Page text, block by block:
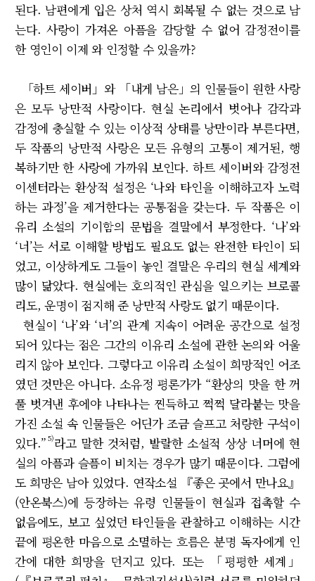
된다. 남편에게 입은 상처 역시 회복될 수 없는 것으로 남
는다. 사랑이 가져온 아픔을 감당할 수 없어 감정전이를
한 영인이 이제 와 인정할 수 있을까?
「하트 세이버」와 「내게 남은」의 인물들이 원한 사랑
은 모두 낭만적 사랑이다. 현실 논리에서 벗어나 감각과
감정에 충실할 수 있는 이상적 상태를 낭만이라 부른다면,
두 작품의 낭만적 사랑은 모든 유형의 고통이 제거된, 행
복하기만 한 사랑에 가까워 보인다. 하트 세이버와 감정전
이센터라는 환상적 설정은 ‘나와 타인을 이해하고자 노력
하는 과정’을 제거한다는 공통점을 갖는다. 두 작품은 이
유리 소설의 기이함의 문법을 결말에서 부정한다. ‘나’와
‘너’는 서로 이해할 방법도 필요도 없는 완전한 타인이 되
었고, 이상하게도 그들이 놓인 결말은 우리의 현실 세계와
많이 닮았다. 현실에는 호의적인 관심을 일으키는 브로콜
리도, 운명이 점지해 준 낭만적 사랑도 없기 때문이다.
현실이 ‘나’와 ‘너’의 관계 지속이 어려운 공간으로 설정
되어 있다는 점은 그간의 이유리 소설에 관한 논의와 어울
리지 않아 보인다. 그렇다고 이유리 소설이 희망적인 어조
였던 것만은 아니다. 소유정 평론가가 “환상의 맛을 한 꺼
풀 벗겨낸 후에야 나타나는 찐득하고 쩍쩍 달라붙는 맛을
가진 소설 속 인물들은 어딘가 조금 슬프고 처량한 구석이
있다.” 5)라고 말한 것처럼, 발랄한 소설적 상상 너머에 현
실의 아픔과 슬픔이 비치는 경우가 많기 때문이다. 그럼에
도 희망은 남아 있었다. 연작소설 『좋은 곳에서 만나요』
(안온북스)에 등장하는 유령 인물들이 현실과 접촉할 수
없음에도, 보고 싶었던 타인들을 관찰하고 이해하는 시간
끝에 평온한 마음으로 소멸하는 흐름은 분명 독자에게 인
간에 대한 희망을 던지고 있다. 또는 「평평한 세계」